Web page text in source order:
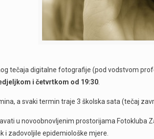
tečaja digitalne fotografije (pod vodstvom
i četvrtkom od 19:30
a svaki termin traje 3 školska sata (tečaj
u novoobnovljenim prostorijama Fotokluba
i zadovoljile epidemiološke mjere.